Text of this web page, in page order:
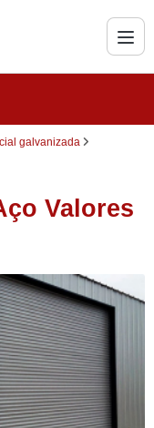
galvanizada
Valores